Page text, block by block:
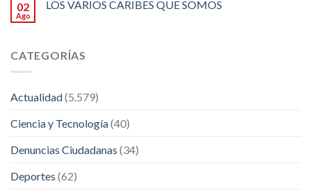
02
Ago
LOS VARIOS CARIBES QUE SOMOS
CATEGORÍAS
Actualidad(5.579)
Ciencia y Tecnología(40)
Denuncias Ciudadanas (34)
Deportes (62)